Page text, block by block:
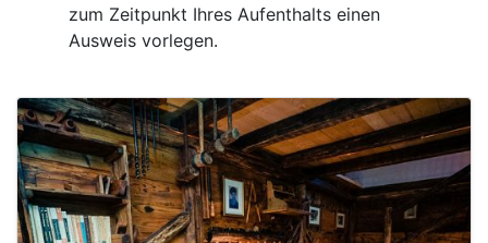
zum Zeitpunkt Ihres Aufenthalts einen
Ausweis vorlegen.